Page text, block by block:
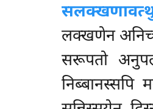
लक्खणेन
सरूपतो